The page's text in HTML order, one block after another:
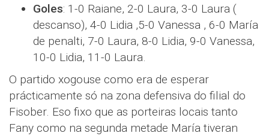
Goles: 1-0 Raiane, 2-0 Laura, 3-0 Laura (
descanso), 4-0 Lidia ,5-0 Vanessa , 6-0 María
de penalti, 7-0 Laura, 8-0 Lidia, 9-0 Vanessa,
10-0 Lidia, 11-0 Laura.
O partido xogouse como era de esperar
prácticamente só na zona defensiva do filial do
Fisober. Eso fixo que as porteiras locais tanto
Fany como na segunda metade María tiveran